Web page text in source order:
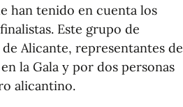
han tenido en cuenta los
Este grupo de
Alicante, representantes de
la Gala y por dos personas
alicantino.